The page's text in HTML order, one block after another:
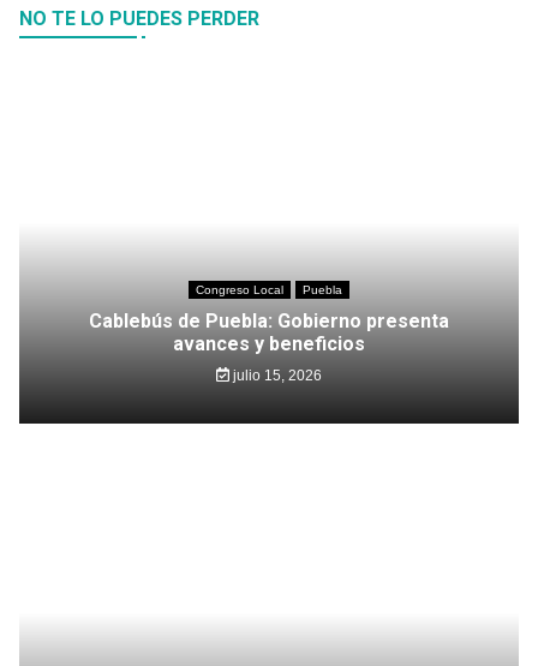
NO TE LO PUEDES PERDER
Congreso Local Puebla
Cablebús de Puebla: Gobierno presenta
avances y beneficios
julio 15, 2026